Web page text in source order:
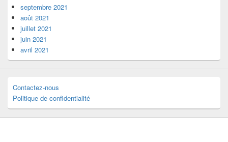
septembre 2021
août 2021
juillet 2021
juin 2021
avril 2021
Contactez-nous
Politique de confidentialité